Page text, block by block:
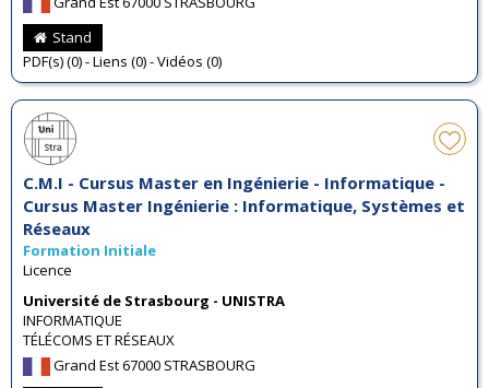
Stand
PDF(s) (0) - Liens (0) - Vidéos (0)
C.M.I - Cursus Master en Ingénierie - Informatique -
Cursus Master Ingénierie : Informatique, Systèmes et
Réseaux
Formation Initiale
Licence
Université de Strasbourg - UNISTRA
INFORMATIQUE
TÉLÉCOMS ET RÉSEAUX
Grand Est 67000 STRASBOURG